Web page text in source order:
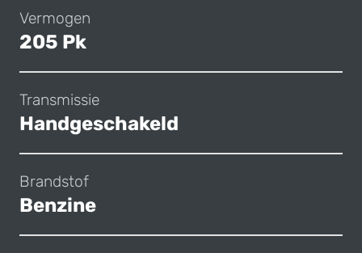
Vermogen
205 Pk
Transmissie
Handgeschakeld
Brandstof
Benzine